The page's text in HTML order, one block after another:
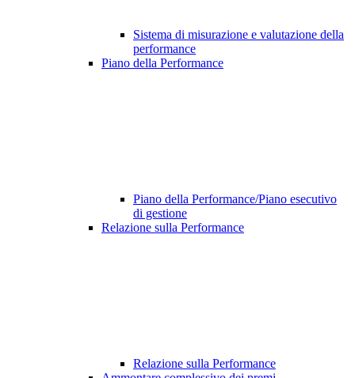
Sistema di misurazione e valutazione della
performance
Piano della Performance
Piano della Performance/Piano esecutivo
di gestione
Relazione sulla Performance
Relazione sulla Performance